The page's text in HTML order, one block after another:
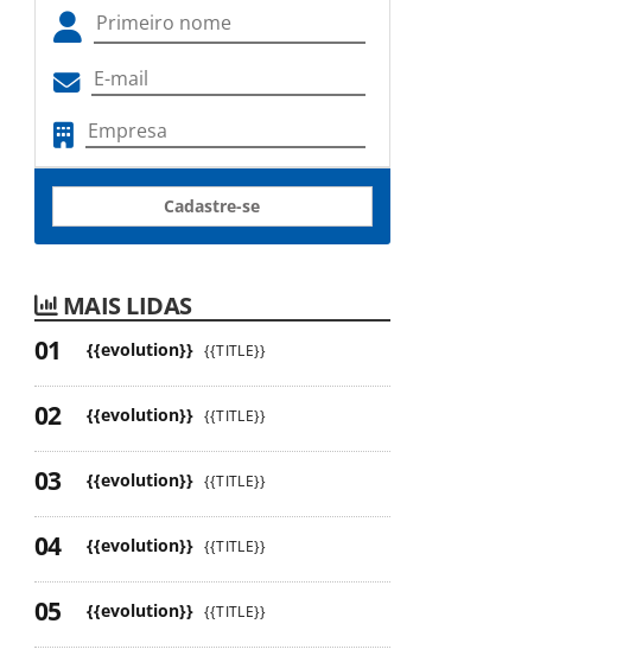
Cadastre-se
MAIS LIDAS
{{evolution}} {{TITLE}}
{{evolution}} {{TITLE}}
{{evolution}} {{TITLE}}
{{evolution}} {{TITLE}}
{{evolution}} {{TITLE}}